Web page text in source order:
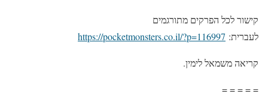
קישור לכל הפרקים מתורגמים
לעברית: https://pocketmonsters.co.il/?p=116997
קריאה משמאל לימין.
= = = = =